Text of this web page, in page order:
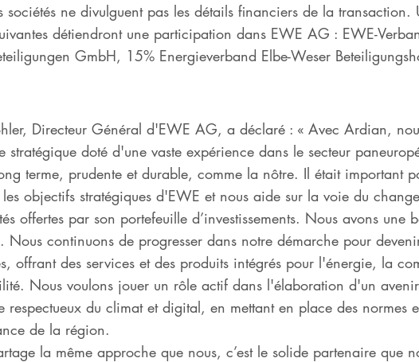
sociétés ne divulguent pas les détails financiers de la
détiendront une participation dans EWE AG : EWE-
GmbH, 15% Energieverband Elbe-Weser
Directeur Général d'EWE AG, a déclaré : « Avec Ardian,
stratégique doté d'une vaste expérience dans le secteur
terme, prudente et durable, comme la nôtre. Il était important
les objectifs stratégiques d'EWE et nous aide sur la voie du
offertes par son portefeuille d’investissements. Nous avons une
Nous continuons de progresser dans notre démarche pour
offrant des services et des produits intégrés pour l'énergie, la
Nous voulons jouer un rôle actif dans l'élaboration d'un
respectueux du climat et digital, en mettant en place des normes
de la région.
la même approche que nous, c’est le solide partenaire que